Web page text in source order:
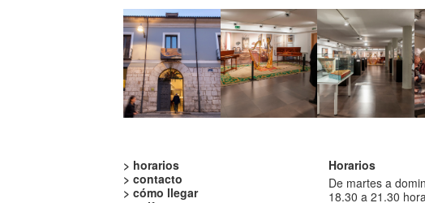
> horarios
> contacto
> cómo llegar
Horarios
De martes a
18.30 a 21.30